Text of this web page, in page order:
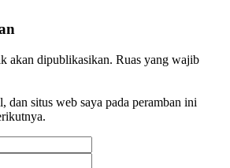
akan dipublikasikan. Ruas yang wajib
dan situs web saya pada peramban ini